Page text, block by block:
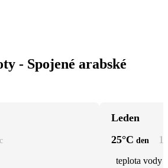
- Spojené arabské
Leden
25°C den
teplota vody